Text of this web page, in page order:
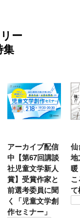
ー
集
アーカイブ配信
中【第67回講談
社児童文学新人
賞】受賞作家と
前選考委員に聞
く「児童文学創
作セミナー」
仙
地
て